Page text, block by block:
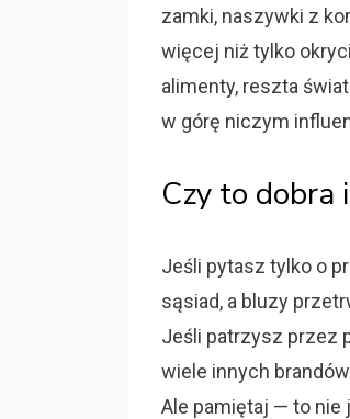
zamki, naszywki z
więcej niż tylko
alimenty, reszta
w górę niczym
Czy to
Jeśli pytasz tylko o
sąsiad, a bluzy
Jeśli patrzysz przez
wiele innych
Ale pamiętaj — to nie